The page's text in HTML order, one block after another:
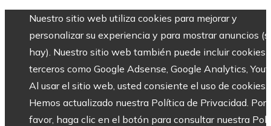
Nuestro sitio web utiliza cookies para mejorar y
personalizar su experiencia y para mostrar anuncios
hay). Nuestro sitio web también puede incluir cookies
terceros como Google Adsense, Google Analytics,
Al usar el sitio web, usted consiente el uso de cookies.
Hemos actualizado nuestra Política de Privacidad. Por
favor, haga clic en el botón para consultar nuestra